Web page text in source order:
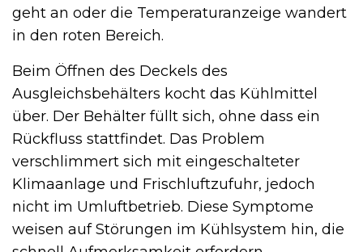
geht an oder die Temperaturanzeige wandert
in den roten Bereich.
Beim Öffnen des Deckels des
Ausgleichsbehälters kocht das Kühlmittel
über. Der Behälter füllt sich, ohne dass ein
Rückfluss stattfindet. Das Problem
verschlimmert sich mit eingeschalteter
Klimaanlage und Frischluftzufuhr, jedoch
nicht im Umluftbetrieb. Diese Symptome
weisen auf Störungen im Kühlsystem hin, die